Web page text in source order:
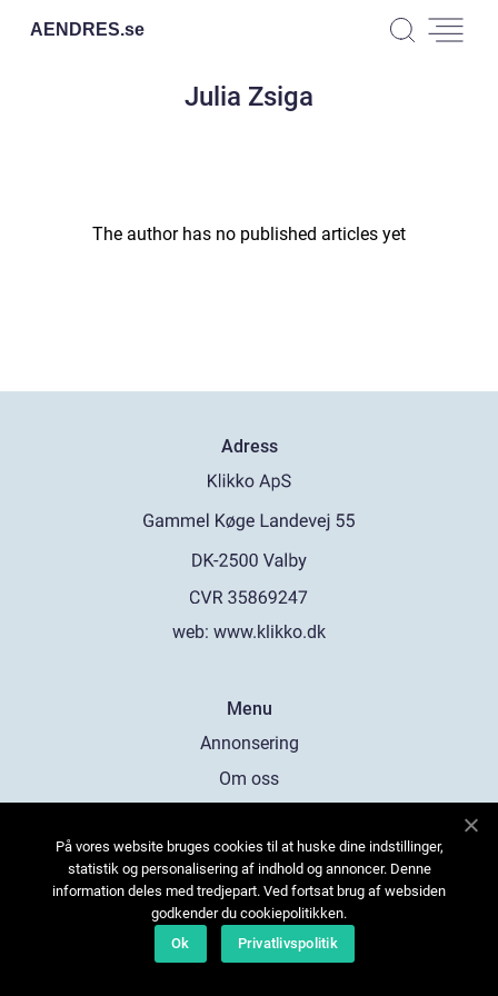
AENDRES.se
Julia Zsiga
The author has no published articles yet
Adress
web: www.klikko.dk
Menu
Annonsering
Om oss
Kontakta oss
Sitemap
På vores website bruges cookies til at huske dine indstillinger,
statistik og personalisering af indhold og annoncer. Denne
information deles med tredjepart. Ved fortsat brug af websiden
godkender du cookiepolitikken.
Ok
Privatlivspolitik